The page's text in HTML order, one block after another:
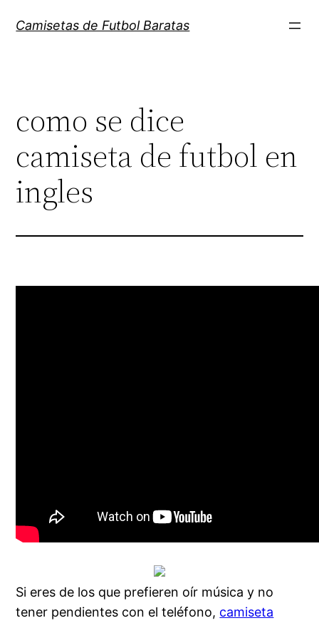
Camisetas de Futbol Baratas
como se dice
camiseta de futbol en
ingles
Si eres de los que prefieren oír música y no
tener pendientes con el teléfono, camiseta